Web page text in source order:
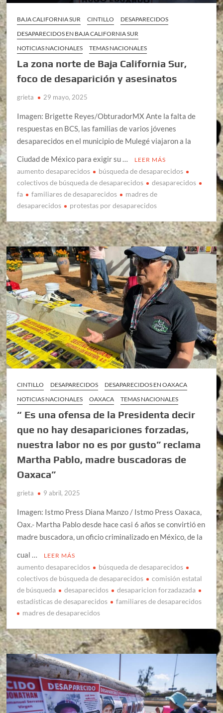
BAJA CALIFORNIA SUR CINTILLO
DESAPARECIDOS
DESAPARECIDOS EN BAJA CALIFORNIA SUR
NOTICIAS NACIONALES
TEMAS NACIONALES
La zona norte de Baja California Sur,
foco de desaparición y asesinatos
grieta 29 mayo, 2025
Imagen: Brigette Reyes/ObturadorMX Ante la falta de
respuestas en BCS, las familias de varios jóvenes
desaparecidos en el municipio de Mulegé viajaron a la
Ciudad de México para exigir su …
LEER MÁS
aumento desaparecidos
búsqueda de desaparecidos
colectivos de búsqueda de desaparecidos
desaparecidos
fa
familiares de desaparecidos
madres de
desaparecidos
protestas por desaparecidos
CINTILLO DESAPARECIDOS
DESAPARECIDOS EN OAXACA
NOTICIAS NACIONALES
OAXACA TEMAS NACIONALES
“ Es una ofensa de la Presidenta decir
que no hay desapariciones forzadas,
nuestra labor no es por gusto” reclama
Martha Pablo, madre buscadoras de
Oaxaca”
grieta 9 abril, 2025
Imagen: Istmo Press Diana Manzo / Istmo Press Oaxaca,
Oax.- Martha Pablo desde hace casi 6 años se convirtió en
madre buscadora, un oficio criminalizado en México, de la
cual …
LEER MÁS
aumento desaparecidos
búsqueda de desaparecidos
colectivos de búsqueda de desaparecidos
comisión estatal
de búsqueda
desaparecidos
desaparicion forzadazada
estadísticas de desaparecidos
familiares de desaparecidos
madres de desaparecidos